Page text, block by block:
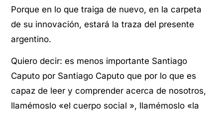
Porque en lo que traiga de nuevo, en la carpeta
de su innovación, estará la traza del presente
argentino.
Quiero decir: es menos importante Santiago
Caputo por Santiago Caputo que por lo que es
capaz de leer y comprender acerca de nosotros,
llamémoslo «el cuerpo social », llamémoslo «la